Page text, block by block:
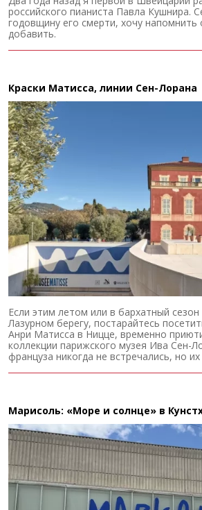
российского пианиста Павла Кушнира.
годовщину его смерти, хочу напомнить
добавить.
Краски Матисса, линии Сен-Лорана
Если этим летом или в бархатный
Лазурном берегу, постарайтесь
Анри Матисса в Ницце, временно
коллекции парижского музея Ива Сен-
француза никогда не встречались, но
Марисоль: «Море и солнце» в